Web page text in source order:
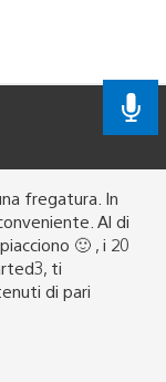
fregatura. In
Al di
🙂 , i 20
ti
di pari